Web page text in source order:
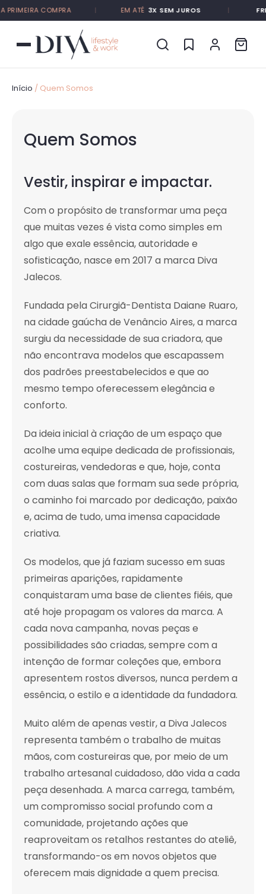
COMPRA EM ATÉ 3X SEM JUROS
Início / Quem Somos
Quem Somos
Vestir, inspirar e impactar.
Com o propósito de transformar uma peça
que muitas vezes é vista como simples em
algo que exale essência, autoridade e
sofisticação, nasce em 2017 a marca Diva
Jalecos.
Fundada pela Cirurgiã-Dentista Daiane Ruaro,
na cidade gaúcha de Venâncio Aires, a marca
surgiu da necessidade de sua criadora, que
não encontrava modelos que escapassem
dos padrões preestabelecidos e que ao
mesmo tempo oferecessem elegância e
conforto.
Da ideia inicial à criação de um espaço que
acolhe uma equipe dedicada de profissionais,
costureiras, vendedoras e que, hoje, conta
com duas salas que formam sua sede própria,
o caminho foi marcado por dedicação, paixão
e, acima de tudo, uma imensa capacidade
criativa.
Os modelos, que já faziam sucesso em suas
primeiras aparições, rapidamente
conquistaram uma base de clientes fiéis, que
até hoje propagam os valores da marca. A
cada nova campanha, novas peças e
possibilidades são criadas, sempre com a
intenção de formar coleções que, embora
apresentem rostos diversos, nunca perdem a
essência, o estilo e a identidade da fundadora.
Muito além de apenas vestir, a Diva Jalecos
representa também o trabalho de muitas
mãos, com costureiras que, por meio de um
trabalho artesanal cuidadoso, dão vida a cada
peça desenhada. A marca carrega, também,
um compromisso social profundo com a
comunidade, projetando ações que
reaproveitam os retalhos restantes do ateliê,
transformando-os em novos objetos que
oferecem mais dignidade a quem precisa.